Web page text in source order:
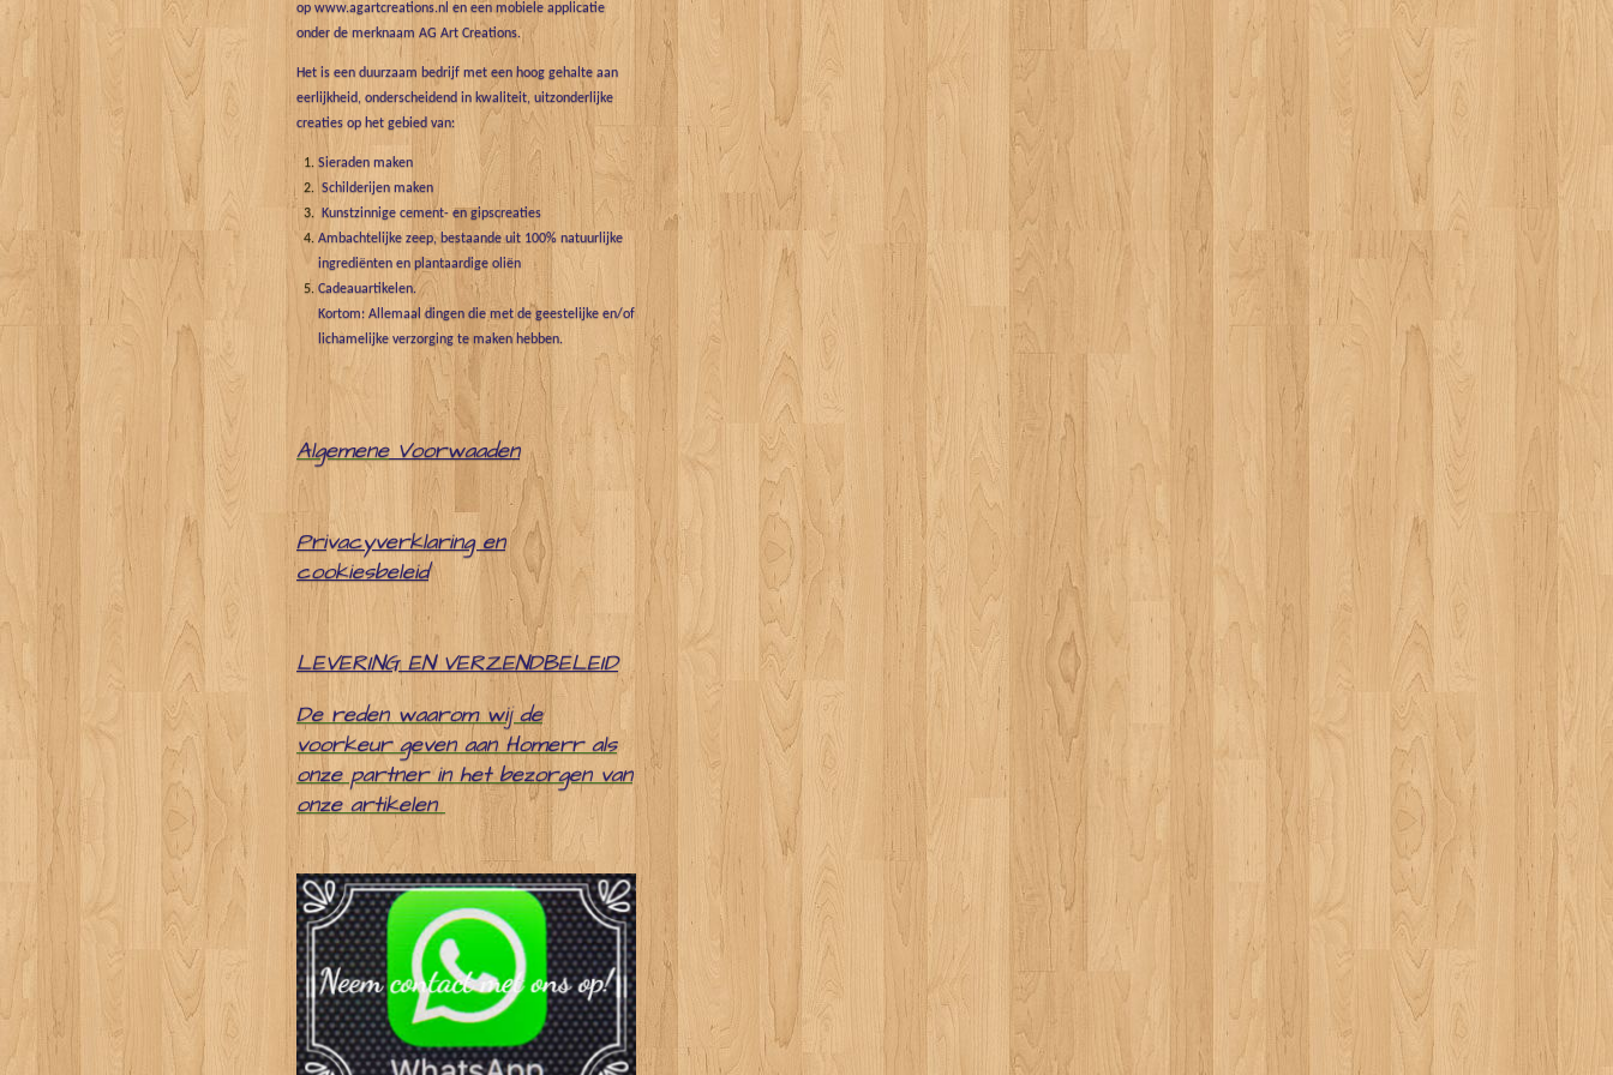
op www.agartcreations.nl en een mobiele applicatie
onder de merknaam AG Art Creations.
Het is een duurzaam bedrijf met een hoog gehalte aan
eerlijkheid, onderscheidend in kwaliteit, uitzonderlijke
creaties op het gebied van:
Sieraden maken
Schilderijen maken
Kunstzinnige cement- en gipscreaties
Ambachtelijke zeep, bestaande uit 100% natuurlijke
ingrediënten en plantaardige oliën
Cadeauartikelen.
Kortom: Allemaal dingen die met de geestelijke en/of
lichamelijke verzorging te maken hebben.
Algemene Voorwaaden
Privacyverklaring en
cookiesbeleid
LEVERING EN VERZENDBELEID
De reden waarom wij de
voorkeur geven aan Homerr als
onze partner in het bezorgen van
onze artikelen